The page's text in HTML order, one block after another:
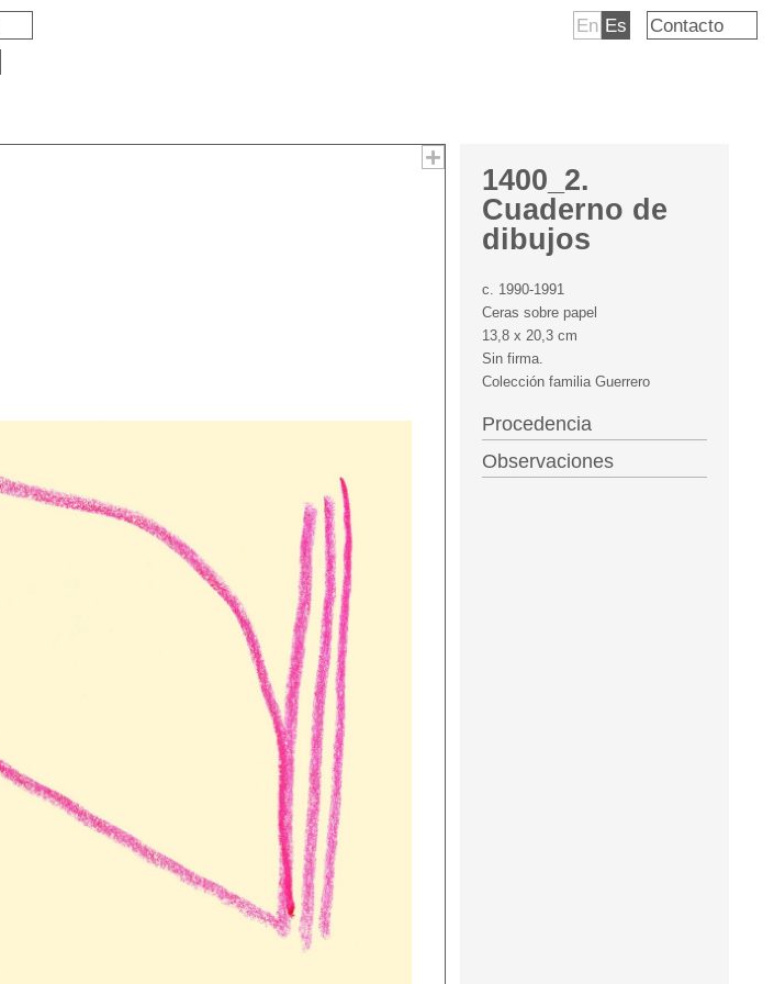
En Es Contacto
1400_2.
Cuaderno de
dibujos
c. 1990-1991
Ceras sobre papel
13,8 x 20,3 cm
Sin firma.
Colección familia Guerrero
Procedencia
Observaciones